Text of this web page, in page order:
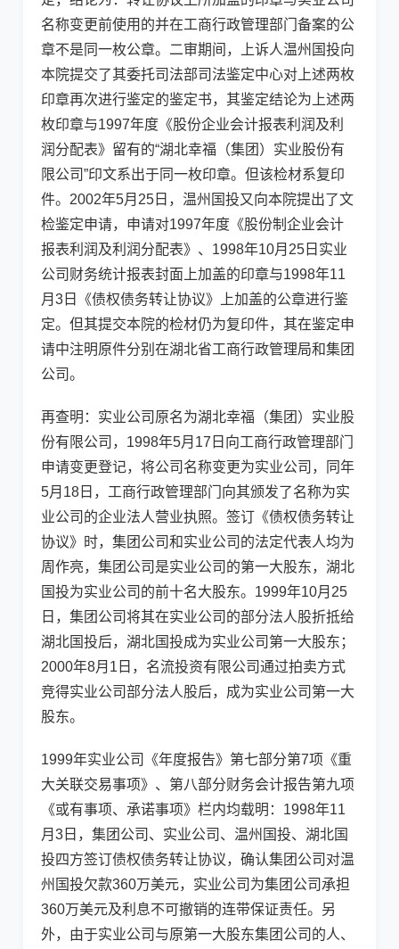
名称变更前使用的并在工商行政管理部门备案的公
章不是同一枚公章。二审期间，上诉人温州国投向
本院提交了其委托司法部司法鉴定中心对上述两枚
印章再次进行鉴定的鉴定书，其鉴定结论为上述两
枚印章与1997年度《股份企业会计报表利润及利
润分配表》留有的“湖北幸福（集团）实业股份有
限公司”印文系出于同一枚印章。但该检材系复印
件。2002年5月25日，温州国投又向本院提出了文
检鉴定申请，申请对1997年度《股份制企业会计
报表利润及利润分配表》、1998年10月25日实业
公司财务统计报表封面上加盖的印章与1998年11
月3日《债权债务转让协议》上加盖的公章进行鉴
定。但其提交本院的检材仍为复印件，其在鉴定申
请中注明原件分别在湖北省工商行政管理局和集团
公司。
再查明：实业公司原名为湖北幸福（集团）实业股
份有限公司，1998年5月17日向工商行政管理部门
申请变更登记，将公司名称变更为实业公司，同年
5月18日，工商行政管理部门向其颁发了名称为实
业公司的企业法人营业执照。签订《债权债务转让
协议》时，集团公司和实业公司的法定代表人均为
周作亮，集团公司是实业公司的第一大股东，湖北
国投为实业公司的前十名大股东。1999年10月25
日，集团公司将其在实业公司的部分法人股折抵给
湖北国投后，湖北国投成为实业公司第一大股东；
2000年8月1日，名流投资有限公司通过拍卖方式
竞得实业公司部分法人股后，成为实业公司第一大
股东。
1999年实业公司《年度报告》第七部分第7项《重
大关联交易事项》、第八部分财务会计报告第九项
《或有事项、承诺事项》栏内均载明：1998年11
月3日，集团公司、实业公司、温州国投、湖北国
投四方签订债权债务转让协议，确认集团公司对温
州国投欠款360万美元，实业公司为集团公司承担
360万美元及利息不可撤销的连带保证责任。另
外，由于实业公司与原第一大股东集团公司的人、